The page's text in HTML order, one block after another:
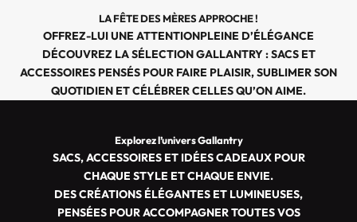
LA FÊTE DES MÈRES APPROCHE !
OFFREZ-LUI UNE ATTENTIONPLEINE D’ÉLÉGANCE
DÉCOUVREZ LA SÉLECTION GALLANTRY : SACS ET
ACCESSOIRES PENSÉS POUR FAIRE PLAISIR, SUBLIMER SON
QUOTIDIEN ET CÉLÉBRER CELLES QU’ON AIME.
Explorez l’univers Gallantry
SACS, ACCESSOIRES ET IDÉES CADEAUX POUR
CHAQUE STYLE ET CHAQUE ENVIE.
DES CRÉATIONS ÉLÉGANTES ET LUMINEUSES,
PENSÉES POUR ACCOMPAGNER TOUTES VOS